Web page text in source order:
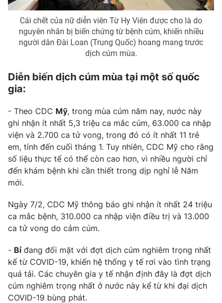
THỜI BÁO VTV
Theo dõi báo trên
Cơ quan chủ quản:
Đài Truyền hình Việt Nam
Cơ quan báo chí:
cấp ngày 29/12/2023
Tổng Biên tập:Vũ Thanh Thủy
Phó Tổng Biên tập: Nguyễn Thị Mỹ Hạnh, Phạm Quốc Thắng,
Nguyễn Trọng Ninh
Tổng đài VTV:024.38 355 931 - 024.38 355 932
Ðiện thoại Thời báo VTV:024.66 897 897
Email:
Liên hệ quảng cáo: 024-7300.7108
Cái chết của nữ diễn viên Từ Hy Viên được cho là do
nguyên nhân bị biến chứng từ bệnh cúm, khiến nhiều
người dân Đài Loan (Trung Quốc) hoang mang trước
dịch cúm mùa.
Diễn biến dịch cúm mùa tại một số quốc
gia:
- Theo CDC Mỹ, trong mùa cúm năm nay, nước này
ghi nhận ít nhất 5,3 triệu ca mắc cúm, 63.000 ca nhập
viện và 2.700 ca tử vong, trong đó có ít nhất 11 trẻ
em, tính đến cuối tháng 1. Tuy nhiên, CDC Mỹ cho rằng
số liệu thực tế có thể còn cao hơn, vì nhiều người chỉ
đến khám bệnh khi cần thiết trong dịp nghỉ lễ Năm
mới.
Ngày 7/2, CDC Mỹ thông báo ghi nhận ít nhất 24 triệu
ca mắc bệnh, 310.000 ca nhập viện điều trị và 13.000
ca tử vong do cảm cúm.
- Bỉđang đối mặt với đợt dịch cúm nghiêm trọng nhất
kể từ COVID-19, khiến hệ thống y tế rơi vào tình trạng
quá tải. Các chuyên gia y tế nhận định đây là đợt dịch
cúm nghiêm trọng nhất ở nước này kể từ khi đại dịch
COVID-19 bùng phát.